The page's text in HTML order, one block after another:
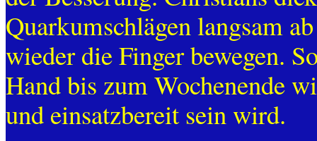
Quarkumschlägen langsam
wieder die Finger bewegen.
Hand bis zum Wochenende
und einsatzbereit sein wird.